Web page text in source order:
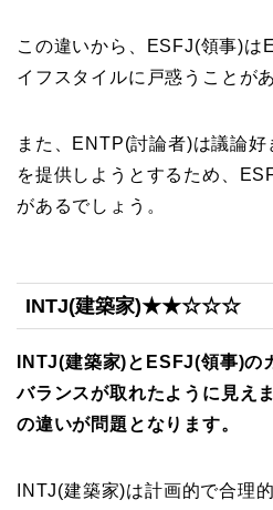
この違いから、ESFJ(領事)は
イフスタイルに戸惑うことが
また、ENTP(討論者)は議論
を提供しようとするため、
があるでしょう。
INTJ(建築家)★★☆☆☆
INTJ(建築家)とESFJ(領事)の
バランスが取れたように見え
の違いが問題となります。
INTJ(建築家)は計画的で合理